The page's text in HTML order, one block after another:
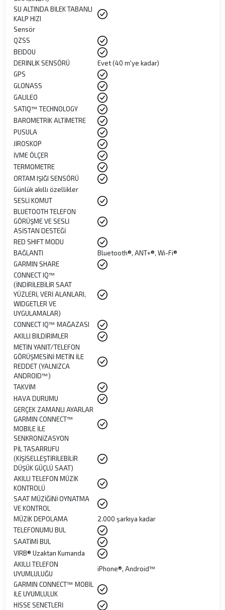
SU ALTINDA BİLEK TABANLI
KALP HIZI
Sensör
QZSS
BEIDOU
DERİNLİK SENSÖRÜ
Evet (40 m'ye kadar)
GPS
GLONASS
GALILEO
SATIQ™ TECHNOLOGY
BAROMETRİK ALTİMETRE
PUSULA
JİROSKOP
İVME ÖLÇER
TERMOMETRE
ORTAM IŞIĞI SENSÖRÜ
Günlük akıllı özellikler
SESLİ KOMUT
BLUETOOTH TELEFON
GÖRÜŞME VE SESLİ
ASİSTAN DESTEĞİ
RED SHIFT MODU
BAĞLANTI
Bluetooth®, ANT+®, Wi-Fi®
GARMIN SHARE
CONNECT IQ™
(İNDİRİLEBİLİR SAAT
YÜZLERİ, VERİ ALANLARI,
WIDGETLER VE
UYGULAMALAR)
CONNECT IQ™ MAĞAZASI
AKILLI BİLDİRİMLER
METİN YANIT/TELEFON
GÖRÜŞMESİNİ METİN İLE
REDDET (YALNIZCA
ANDROID™)
TAKVİM
HAVA DURUMU
GERÇEK ZAMANLI AYARLAR
GARMIN CONNECT™
MOBILE İLE
SENKRONİZASYON
PİL TASARRUFU
(KİŞİSELLEŞTİRİLEBİLİR
DÜŞÜK GÜÇLÜ SAAT)
AKILLI TELEFON MÜZİK
KONTROLÜ
SAAT MÜZİĞİNİ OYNATMA
VE KONTROL
MÜZİK DEPOLAMA
2.000 şarkıya kadar
TELEFONUMU BUL
SAATİMİ BUL
VIRB® Uzaktan Kumanda
AKILLI TELEFON
UYUMLULUĞU
iPhone®, Android™
GARMIN CONNECT™ MOBİL
İLE UYUMLULUK
HİSSE SENETLERİ